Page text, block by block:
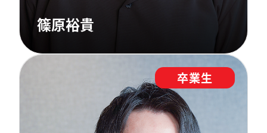
篠原裕貴
卒業生